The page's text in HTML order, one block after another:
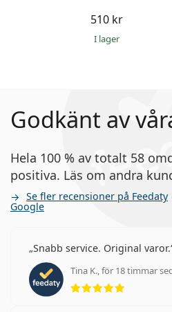
510 kr
I lager
Godkänt av
Hela 100 % av totalt 58
positiva. Läs om andra
Se fler recensioner på Feedaty
Google
Snabb service. Original varor.
Tina K., för 18 timmar